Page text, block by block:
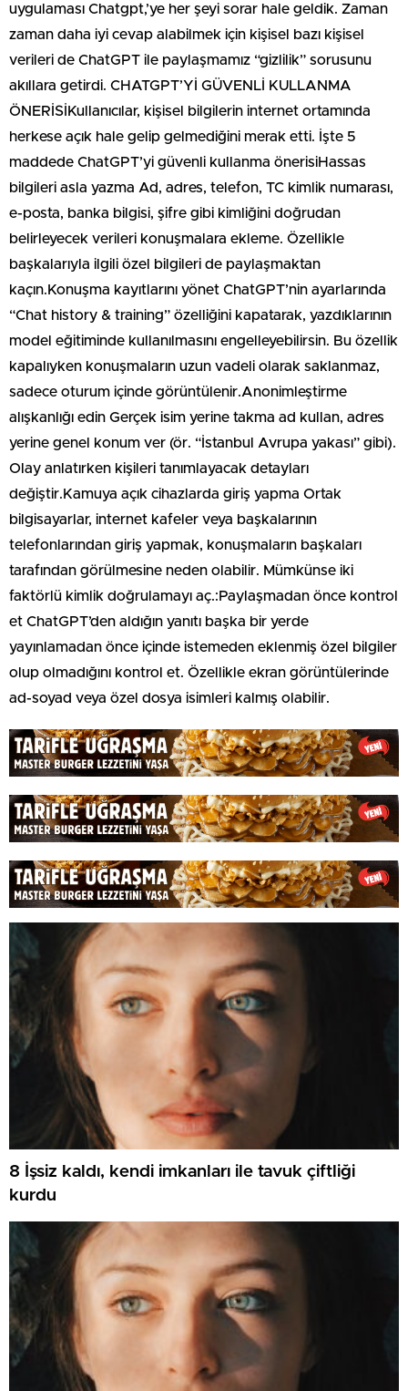
uygulaması Chatgpt,’ye her şeyi sorar hale geldik. Zaman
zaman daha iyi cevap alabilmek için kişisel bazı kişisel
verileri de ChatGPT ile paylaşmamız “gizlilik” sorusunu
akıllara getirdi. CHATGPT’Yİ GÜVENLİ KULLANMA
ÖNERİSİKullanıcılar, kişisel bilgilerin internet ortamında
herkese açık hale gelip gelmediğini merak etti. İşte 5
maddede ChatGPT’yi güvenli kullanma önerisiHassas
bilgileri asla yazma Ad, adres, telefon, TC kimlik numarası,
e-posta, banka bilgisi, şifre gibi kimliğini doğrudan
belirleyecek verileri konuşmalara ekleme. Özellikle
başkalarıyla ilgili özel bilgileri de paylaşmaktan
kaçın.Konuşma kayıtlarını yönet ChatGPT’nin ayarlarında
“Chat history & training” özelliğini kapatarak, yazdıklarının
model eğitiminde kullanılmasını engelleyebilirsin. Bu özellik
kapalıyken konuşmaların uzun vadeli olarak saklanmaz,
sadece oturum içinde görüntülenir.Anonimleştirme
alışkanlığı edin Gerçek isim yerine takma ad kullan, adres
yerine genel konum ver (ör. “İstanbul Avrupa yakası” gibi).
Olay anlatırken kişileri tanımlayacak detayları
değiştir.Kamuya açık cihazlarda giriş yapma Ortak
bilgisayarlar, internet kafeler veya başkalarının
telefonlarından giriş yapmak, konuşmaların başkaları
tarafından görülmesine neden olabilir. Mümkünse iki
faktörlü kimlik doğrulamayı aç.:Paylaşmadan önce kontrol
et ChatGPT’den aldığın yanıtı başka bir yerde
yayınlamadan önce içinde istemeden eklenmiş özel bilgiler
olup olmadığını kontrol et. Özellikle ekran görüntülerinde
ad-soyad veya özel dosya isimleri kalmış olabilir.
8 İşsiz kaldı, kendi imkanları ile tavuk çiftliği
kurdu